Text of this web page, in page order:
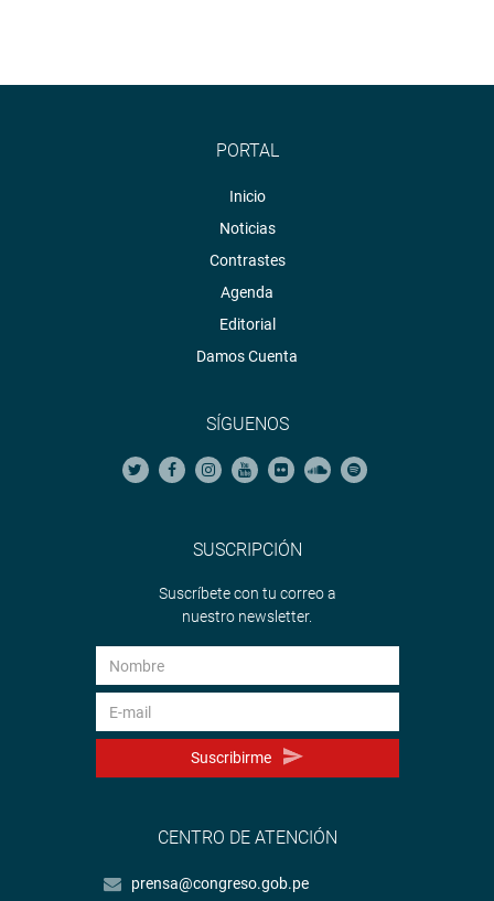
PORTAL
Inicio
Noticias
Contrastes
Agenda
Editorial
Damos Cuenta
SÍGUENOS
SUSCRIPCIÓN
Suscríbete con tu correo a
nuestro newsletter.
Suscribirme
CENTRO DE ATENCIÓN
prensa@congreso.gob.pe